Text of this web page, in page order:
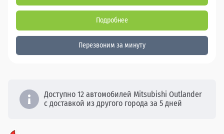
Подробнее
Перезвоним за минуту
Доступно 12 автомобилей Mitsubishi Outlander
с доставкой из другого города за 5 дней